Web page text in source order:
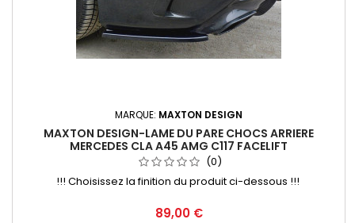
MARQUE: MAXTON DESIGN
MAXTON DESIGN-LAME DU PARE CHOCS ARRIERE
MERCEDES CLA A45 AMG C117 FACELIFT
(0)
!!! Choisissez la finition du produit ci-dessous !!!
Prix
89,00 €